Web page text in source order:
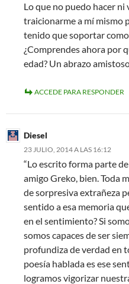
Lo que no puedo hacer ni
traicionarme a mí mismo
tenido que soportar
¿Comprendes ahora por
edad? Un abrazo
ACCEDE PARA RESPONDER
Diesel
23 JULIO, 2014 A LAS 16:12
“Lo escrito forma parte
amigo Greko, bien. Toda
de sorpresiva extrañeza
sentido a esa memoria
en el sentimiento? Si
somos capaces de ser
profundiza de verdad en
poesía hablada es ese
logramos vigorizar